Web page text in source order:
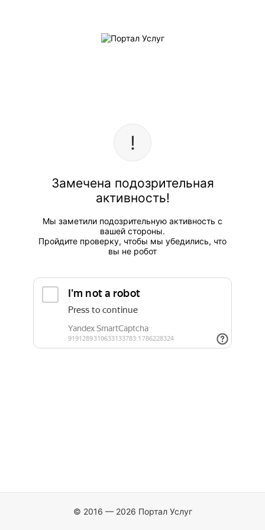
Замечена подозрительная
активность!
Мы заметили подозрительную активность с
вашей стороны.
Пройдите проверку, чтобы мы убедились, что
вы не робот
© 2016 — 2026 Портал Услуг